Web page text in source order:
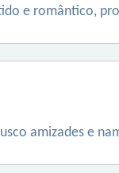
e romântico,
amizades e